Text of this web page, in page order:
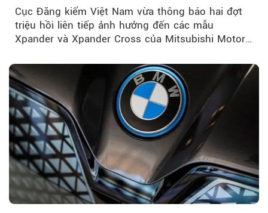
Cục Đăng kiểm Việt Nam vừa thông báo hai đợt
triệu hồi liên tiếp ảnh hưởng đến các mẫu
Xpander và Xpander Cross của Mitsubishi Motor